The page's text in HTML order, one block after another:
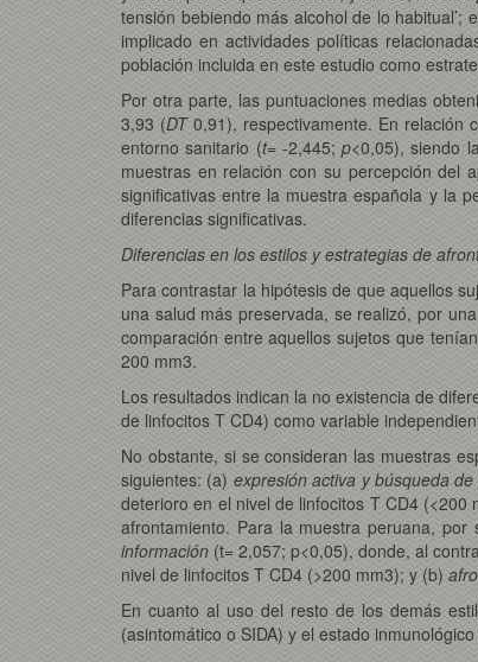
tensión bebiendo más alcohol de lo habitual’;
implicado en actividades políticas
población incluida en este estudio como
Por otra parte, las puntuaciones medias
3,93 (DT0,91), respectivamente. En relación
entorno sanitario (t= -2,445;p<0,05), siendo
muestras en relación con su percepción del
significativas entre la muestra española y la
diferencias significativas.
Diferencias en los estilos y estrategias de
Para contrastar la hipótesis de que aquellos
una salud más preservada, se realizó, por
comparación entre aquellos sujetos que
200 mm3.
Los resultados indican la no existencia de
de linfocitos T CD4) como variable
No obstante, si se consideran las muestras
siguientes: (a) expresión activa y búsqueda
deterioro en el nivel de linfocitos T CD4
afrontamiento. Para la muestra peruana,
información (t= 2,057; p<0,05), donde, al
nivel de linfocitos T CD4 (>200 mm3); y (b)
En cuanto al uso del resto de los demás
(asintomático o SIDA) y el estado